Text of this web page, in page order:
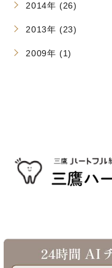
2014年 (26)
2013年 (23)
2009年 (1)